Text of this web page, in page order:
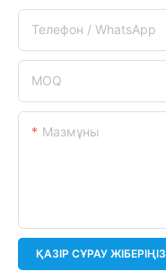
Телефон / WhatsApp
MOQ
Мазмұны
ҚАЗІР СҰРАУ ЖІБЕРІҢІЗ